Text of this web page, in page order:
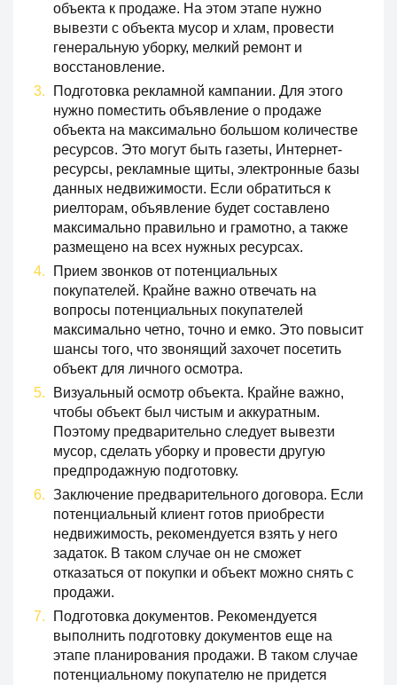
объекта к продаже. На этом этапе нужно
вывезти с объекта мусор и хлам, провести
генеральную уборку, мелкий ремонт и
восстановление.
Подготовка рекламной кампании. Для этого
нужно поместить объявление о продаже
объекта на максимально большом количестве
ресурсов. Это могут быть газеты, Интернет-
ресурсы, рекламные щиты, электронные базы
данных недвижимости. Если обратиться к
риелторам, объявление будет составлено
максимально правильно и грамотно, а также
размещено на всех нужных ресурсах.
Прием звонков от потенциальных
покупателей. Крайне важно отвечать на
вопросы потенциальных покупателей
максимально четно, точно и емко. Это повысит
шансы того, что звонящий захочет посетить
объект для личного осмотра.
Визуальный осмотр объекта. Крайне важно,
чтобы объект был чистым и аккуратным.
Поэтому предварительно следует вывезти
мусор, сделать уборку и провести другую
предпродажную подготовку.
Заключение предварительного договора. Если
потенциальный клиент готов приобрести
недвижимость, рекомендуется взять у него
задаток. В таком случае он не сможет
отказаться от покупки и объект можно снять с
продажи.
Подготовка документов. Рекомендуется
выполнить подготовку документов еще на
этапе планирования продажи. В таком случае
потенциальному покупателю не придется